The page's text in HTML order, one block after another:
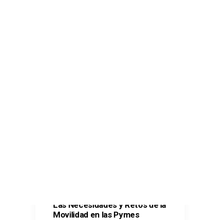
Las Necesidades y Retos de la
Movilidad en las Pymes